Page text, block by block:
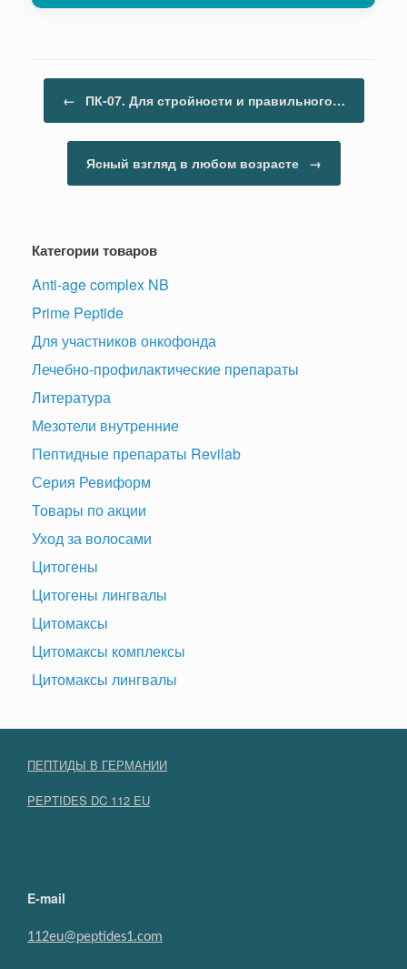
← ПК-07. Для стройности и правильного…
Ясный взгляд в любом возрасте →
Категории товаров
Anti-age complex NB
Prime Peptide
Для участников онкофонда
Лечебно-профилактические препараты
Литература
Мезотели внутренние
Пептидные препараты Revilab
Серия Ревиформ
Товары по акции
Уход за волосами
Цитогены
Цитогены лингвалы
Цитомаксы
Цитомаксы комплексы
Цитомаксы лингвалы
ПЕПТИДЫ В ГЕРМАНИИ
PEPTIDES DC 112 EU
E-mail
112eu@peptides1.com